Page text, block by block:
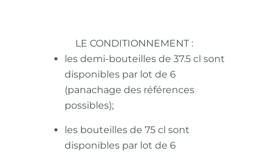
LE CONDITIONNEMENT :
les demi-bouteilles de 37.5 cl sont
disponibles par lot de 6
(panachage des références
possibles);
les bouteilles de 75 cl sont
disponibles par lot de 6